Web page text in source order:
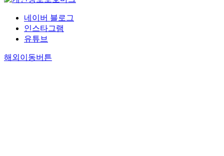
네이버 블로그
인스타그램
유튜브
해외이동버튼